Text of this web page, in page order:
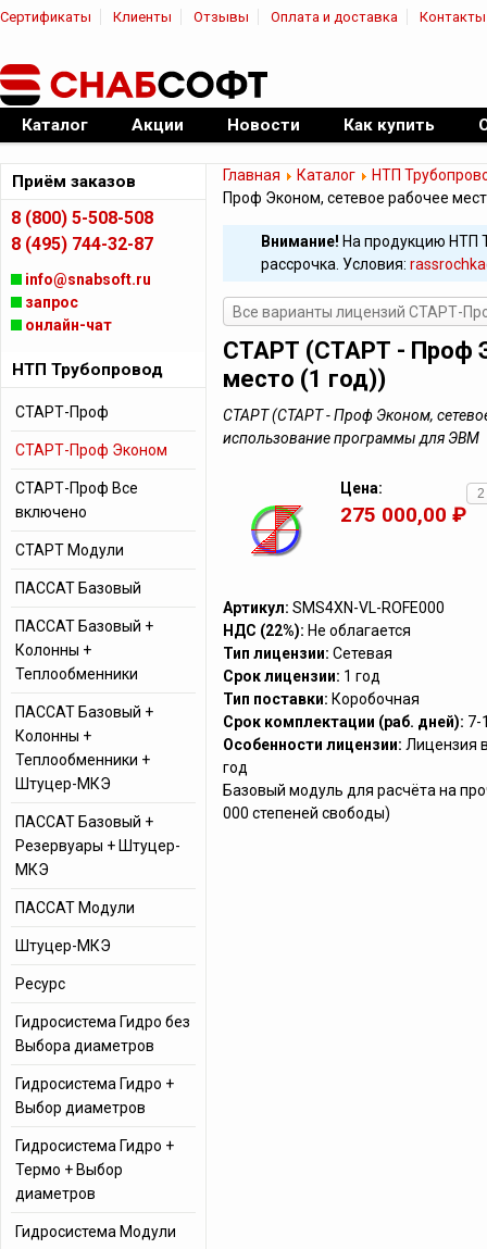
Сертификаты Клиенты Отзывы Оплата и доставка Контакты
Официальный дилер ПО
Каталог Акции Новости Как купить
Главная Каталог
НТП
Проф Эконом, сетевое рабочее
Внимание! На продукцию НТП
рассрочка. Условия:
Все варианты лицензий СТАРТ-
СТАРТ (СТАРТ - Проф
место (1 год))
СТАРТ (СТАРТ - Проф Эконом,
использование программы для ЭВМ
Цена:
275 000,00 ₽
Артикул: SMS4XN-VL-ROFE000
НДС (22%): Не облагается
Тип лицензии: Сетевая
Срок лицензии: 1 год
Тип поставки: Коробочная
Срок комплектации (раб. дней): 7-
Особенности лицензии: Лицензия
год
Базовый модуль для расчёта на
000 степеней свободы)
Приём заказов
8 (800) 5-508-508
8 (495) 744-32-87
info@snabsoft.ru
запрос
онлайн-чат
НТП Трубопровод
СТАРТ-Проф
СТАРТ-Проф Эконом
СТАРТ-Проф Все
включено
СТАРТ Модули
ПАССАТ Базовый
ПАССАТ Базовый +
Колонны +
Теплообменники
ПАССАТ Базовый +
Колонны +
Теплообменники +
Штуцер-МКЭ
ПАССАТ Базовый +
Резервуары + Штуцер-
МКЭ
ПАССАТ Модули
Штуцер-МКЭ
Ресурс
Гидросистема Гидро без
Выбора диаметров
Гидросистема Гидро +
Выбор диаметров
Гидросистема Гидро +
Термо + Выбор
диаметров
Гидросистема Модули